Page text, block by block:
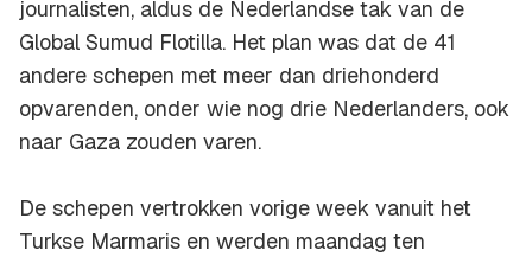
journalisten, aldus de Nederlandse tak van de
Global Sumud Flotilla. Het plan was dat de 41
andere schepen met meer dan driehonderd
opvarenden, onder wie nog drie Nederlanders, ook
naar Gaza zouden varen.
De schepen vertrokken vorige week vanuit het
Turkse Marmaris en werden maandag ten